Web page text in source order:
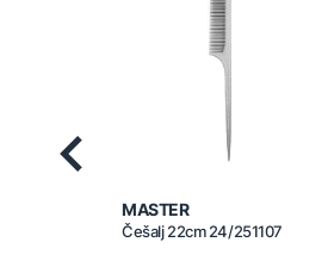
MASTER
Češalj 22cm 24/251107